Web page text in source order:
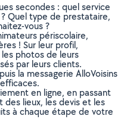
secondes : quel service
Quel type de prestataire,
vous ?
périscolaire,
! Sur leur profil,
photos de leurs
par leurs clients.
la messagerie AlloVoisins
en ligne, en passant
des lieux, les devis et les
à chaque étape de votre